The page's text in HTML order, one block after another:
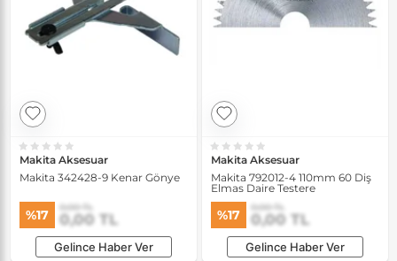
Makita Aksesuar
Makita 342428-9 Kenar Gönye
%17 0,00 TL
0,00 TL
Gelince Haber Ver
Makita Aksesuar
Makita 792012-4 110mm 60 Diş
Elmas Daire Testere
%17 0,00 TL
0,00 TL
Gelince Haber Ver